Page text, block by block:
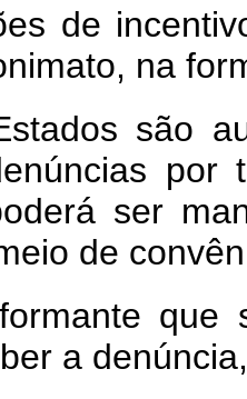
de
na
são
por
ser
de
que
a